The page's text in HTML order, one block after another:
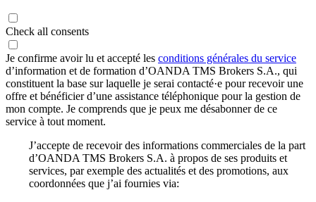
Check all consents
Je confirme avoir lu et accepté les conditions générales du service
d’information et de formation d’OANDA TMS Brokers S.A., qui
constituent la base sur laquelle je serai contacté·e pour recevoir une
offre et bénéficier d’une assistance téléphonique pour la gestion de
mon compte. Je comprends que je peux me désabonner de ce
service à tout moment.
J’accepte de recevoir des informations commerciales de la part
d’OANDA TMS Brokers S.A. à propos de ses produits et
services, par exemple des actualités et des promotions, aux
coordonnées que j’ai fournies via: